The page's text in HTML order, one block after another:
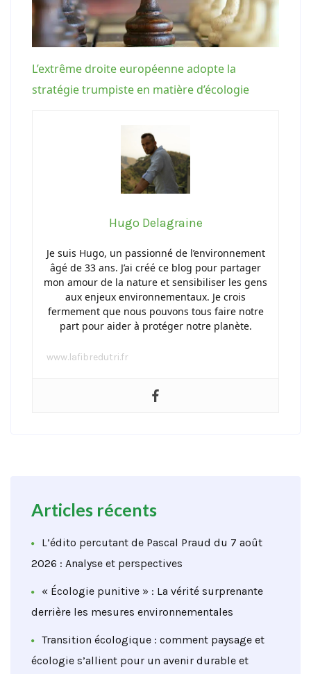
L’extrême droite européenne adopte la
stratégie trumpiste en matière d’écologie
Hugo Delagraine
Je suis Hugo, un passionné de l’environnement
âgé de 33 ans. J’ai créé ce blog pour partager
mon amour de la nature et sensibiliser les gens
aux enjeux environnementaux. Je crois
fermement que nous pouvons tous faire notre
part pour aider à protéger notre planète.
www.lafibredutri.fr
Articles récents
L’édito percutant de Pascal Praud du 7 août
2026 : Analyse et perspectives
« Écologie punitive » : La vérité surprenante
derrière les mesures environnementales
Transition écologique : comment paysage et
écologie s’allient pour un avenir durable et